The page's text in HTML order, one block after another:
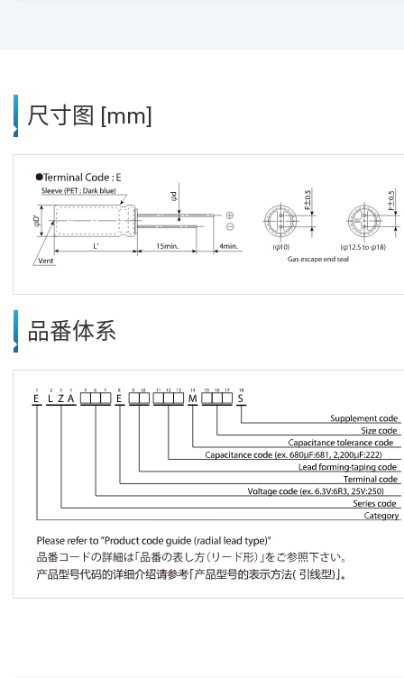
尺寸图 [mm]
品番体系